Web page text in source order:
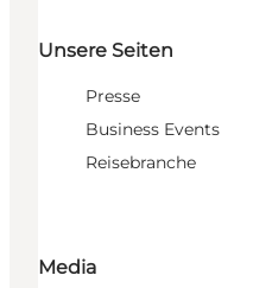
Unsere Seiten
Presse
Business Events
Reisebranche
Media